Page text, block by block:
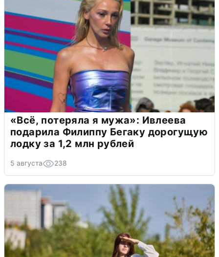
«Всё, потеряла я мужа»: Ивлеева
подарила Филиппу Бегаку дорогущую
лодку за 1,2 млн рублей
5 августа 238